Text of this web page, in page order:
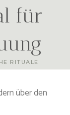
für
RITUALE